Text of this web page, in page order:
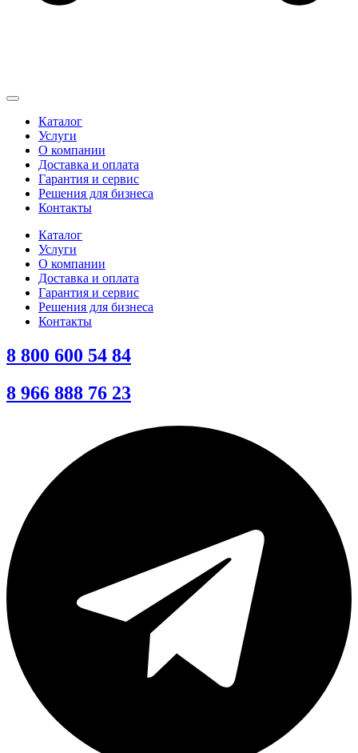
Каталог
Услуги
О компании
Доставка и оплата
Гарантия и сервис
Решения для бизнеса
Контакты
Каталог
Услуги
О компании
Доставка и оплата
Гарантия и сервис
Решения для бизнеса
Контакты
8 800 600 54 84
8 966 888 76 23